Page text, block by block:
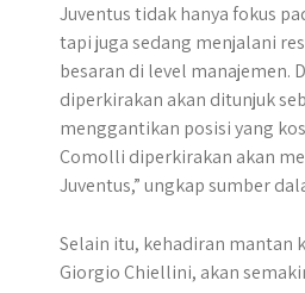
Juventus tidak hanya fokus
tapi juga sedang menjalani
besaran di level manajemen.
diperkirakan akan ditunjuk
menggantikan posisi yang
Comolli diperkirakan akan
Juventus,” ungkap sumber
Selain itu, kehadiran mantan
Giorgio Chiellini, akan